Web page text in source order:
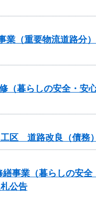
（重要物流道路分
（暮らしの安全・安
道路改良（債務
業（暮らしの安全
公告